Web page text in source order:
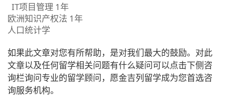
IT项目管理 1年
欧洲知识产权法 1年
人口统计学
如果此文章对您有所帮助，是对我们最大的鼓励。对此
文章以及任何留学相关问题有什么疑问可以点击下侧咨
询栏询问专业的留学顾问，愿金吉列留学成为您首选咨
询服务机构。